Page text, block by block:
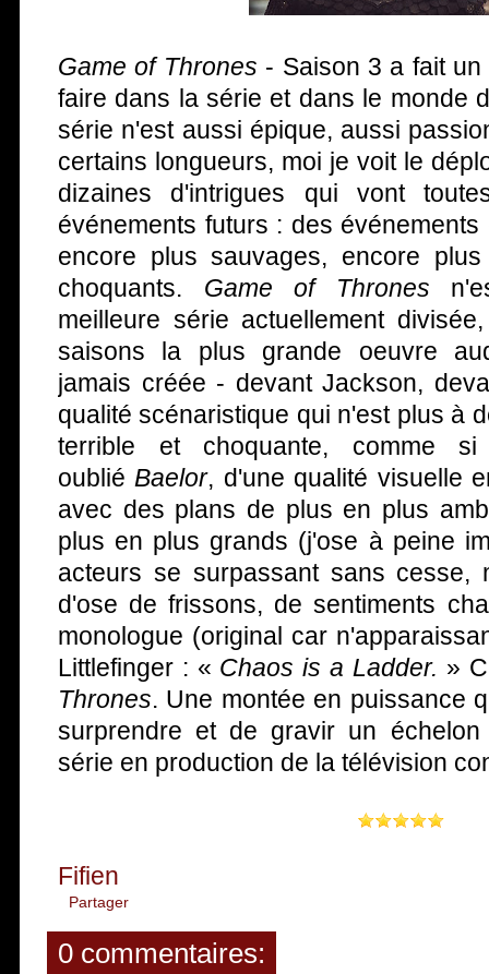
Game of Thrones - Saison 3 a fait
faire dans la série et dans le monde
série n'est aussi épique, aussi
certains longueurs, moi je voit le
dizaines d'intrigues qui vont
événements futurs : des
encore plus sauvages, encore
choquants. Game of Thrones
meilleure série actuellement
saisons la plus grande oeuvre
jamais créée - devant Jackson,
qualité scénaristique qui n'est plus à
terrible et choquante, comme
oublié Baelor, d'une qualité visuelle
avec des plans de plus en plus
plus en plus grands (j'ose à peine
acteurs se surpassant sans cesse,
d'ose de frissons, de sentiments
monologue (original car
Littlefinger : « Chaos is a Ladder. »
Thrones. Une montée en puissance
surprendre et de gravir un
série en production de la télévision
Fifien
Partager
0 commentaires: